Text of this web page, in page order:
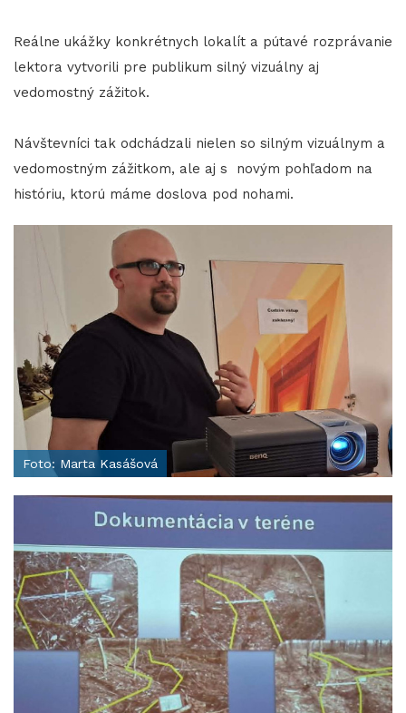
Reálne ukážky konkrétnych lokalít a pútavé rozprávanie
lektora vytvorili pre publikum silný vizuálny aj
vedomostný zážitok.
Návštevníci tak odchádzali nielen so silným vizuálnym a
vedomostným zážitkom, ale aj s novým pohľadom na
históriu, ktorú máme doslova pod nohami.
Foto: Marta Kasášová